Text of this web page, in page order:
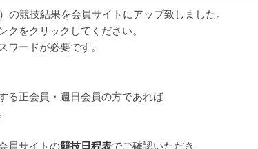
競技結果を会員サイトにアップ致しました。
クをクリックしてください。
ードが必要です。
る正会員・週日会員の方であれば
員サイトの競技日程表でご確認いただき、